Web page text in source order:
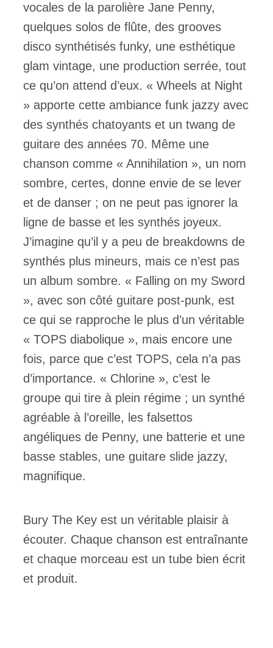
vocales de la parolière Jane Penny,
quelques solos de flûte, des grooves
disco synthétisés funky, une esthétique
glam vintage, une production serrée, tout
ce qu’on attend d’eux. « Wheels at Night
» apporte cette ambiance funk jazzy avec
des synthés chatoyants et un twang de
guitare des années 70. Même une
chanson comme « Annihilation », un nom
sombre, certes, donne envie de se lever
et de danser ; on ne peut pas ignorer la
ligne de basse et les synthés joyeux.
J’imagine qu’il y a peu de breakdowns de
synthés plus mineurs, mais ce n’est pas
un album sombre. « Falling on my Sword
», avec son côté guitare post-punk, est
ce qui se rapproche le plus d’un véritable
« TOPS diabolique », mais encore une
fois, parce que c’est TOPS, cela n’a pas
d’importance. « Chlorine », c’est le
groupe qui tire à plein régime ; un synthé
agréable à l’oreille, les falsettos
angéliques de Penny, une batterie et une
basse stables, une guitare slide jazzy,
magnifique.
Bury The Key est un véritable plaisir à
écouter. Chaque chanson est entraînante
et chaque morceau est un tube bien écrit
et produit.